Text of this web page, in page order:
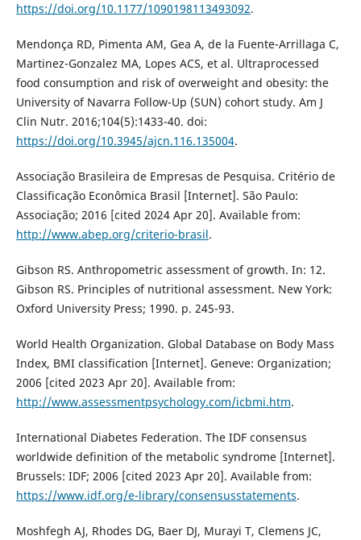
https://doi.org/10.1177/1090198113493092.
Mendonça RD, Pimenta AM, Gea A, de la Fuente-Arrillaga C,
Martinez-Gonzalez MA, Lopes ACS, et al. Ultraprocessed
food consumption and risk of overweight and obesity: the
University of Navarra Follow-Up (SUN) cohort study. Am J
Clin Nutr. 2016;104(5):1433-40. doi:
https://doi.org/10.3945/ajcn.116.135004.
Associação Brasileira de Empresas de Pesquisa. Critério de
Classificação Econômica Brasil [Internet]. São Paulo:
Associação; 2016 [cited 2024 Apr 20]. Available from:
http://www.abep.org/criterio-brasil.
Gibson RS. Anthropometric assessment of growth. In: 12.
Gibson RS. Principles of nutritional assessment. New York:
Oxford University Press; 1990. p. 245-93.
World Health Organization. Global Database on Body Mass
Index, BMI classification [Internet]. Geneve: Organization;
2006 [cited 2023 Apr 20]. Available from:
http://www.assessmentpsychology.com/icbmi.htm.
International Diabetes Federation. The IDF consensus
worldwide definition of the metabolic syndrome [Internet].
Brussels: IDF; 2006 [cited 2023 Apr 20]. Available from:
https://www.idf.org/e-library/consensusstatements.
Moshfegh AJ, Rhodes DG, Baer DJ, Murayi T, Clemens JC,